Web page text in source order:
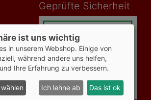
Geprüfte Sicherheit
ist uns wichtig
in unserem Webshop. Einige von
während andere uns helfen,
Ihre Erfahrung zu verbessern.
Ich lehne ab Das ist ok